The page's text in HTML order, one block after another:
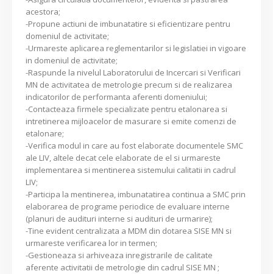
acestora;
-Propune actiuni de imbunatatire si eficientizare pentru
domeniul de activitate;
-Urmareste aplicarea reglementarilor si legislatiei in vigoare
in domeniul de activitate;
-Raspunde la nivelul Laboratorului de Incercari si Verificari
MN de activitatea de metrologie precum si de realizarea
indicatorilor de performanta aferenti domeniului;
-Contacteaza firmele specializate pentru etalonarea si
intretinerea mijloacelor de masurare si emite comenzi de
etalonare;
-Verifica modul in care au fost elaborate documentele SMC
ale LIV, altele decat cele elaborate de el si urmareste
implementarea si mentinerea sistemului calitatii in cadrul
LIV;
-Participa la mentinerea, imbunatatirea continua a SMC prin
elaborarea de programe periodice de evaluare interne
(planuri de audituri interne si audituri de urmarire);
-Tine evident centralizata a MDM din dotarea SISE MN si
urmareste verificarea lor in termen;
-Gestioneaza si arhiveaza inregistrarile de calitate
aferente activitatii de metrologie din cadrul SISE MN ;